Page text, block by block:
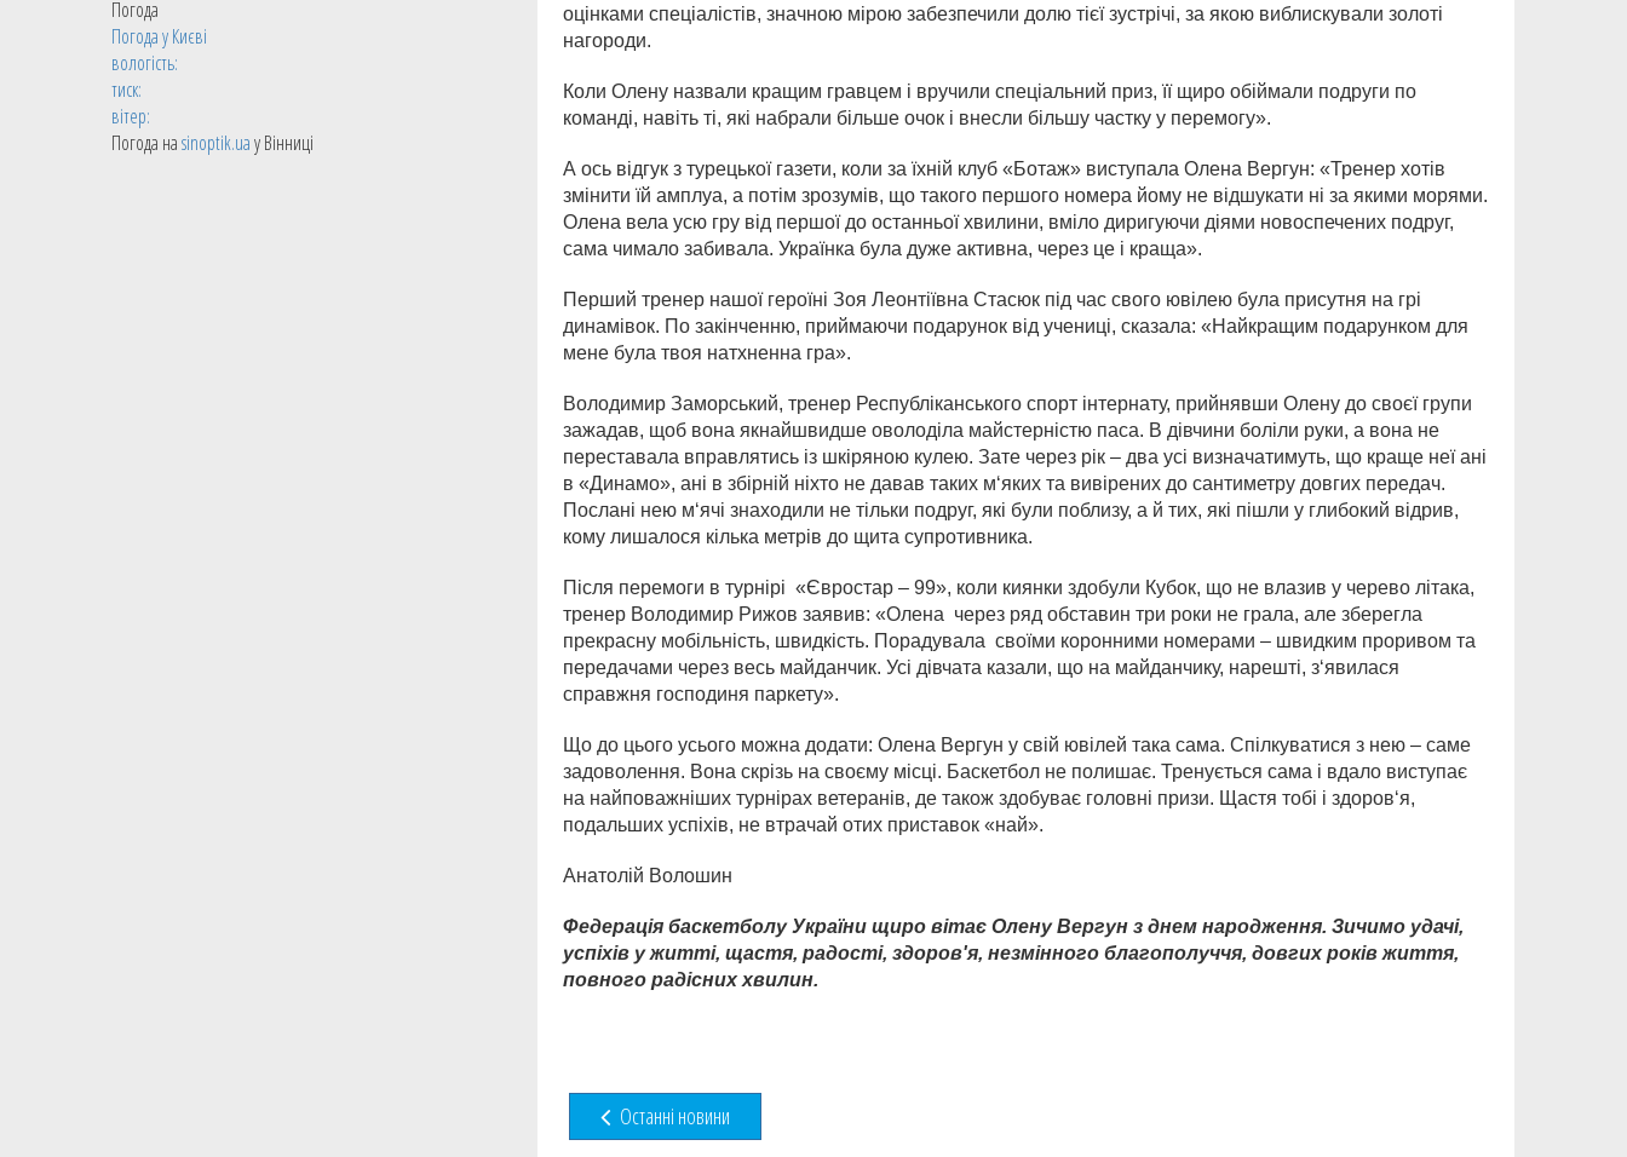
Погода
Погода уКиєві
вологість:
тиск:
вітер:
Погода наsinoptik.uaу Вінниці
оцінками спеціалістів, значною мірою забезпечили долю тієї зустрічі, за якою виблискували золоті
нагороди.
Коли Олену назвали кращим гравцем і вручили спеціальний приз, її щиро обіймали подруги по
команді, навіть ті, які набрали більше очок і внесли більшу частку у перемогу».
А ось відгук з турецької газети, коли за їхній клуб «Ботаж» виступала Олена Вергун: «Тренер хотів
змінити їй амплуа, а потім зрозумів, що такого першого номера йому не відшукати ні за якими морями.
Олена вела усю гру від першої до останньої хвилини, вміло диригуючи діями новоспечених подруг,
сама чимало забивала. Українка була дуже активна, через це і краща».
Перший тренер нашої героїні Зоя Леонтіївна Стасюк під час свого ювілею була присутня на грі
динамівок. По закінченню, приймаючи подарунок від учениці, сказала: «Найкращим подарунком для
мене була твоя натхненна гра».
Володимир Заморський, тренер Республіканського спорт інтернату, прийнявши Олену до своєї групи
зажадав, щоб вона якнайшвидше оволоділа майстерністю паса. В дівчини боліли руки, а вона не
переставала вправлятись із шкіряною кулею. Зате через рік – два усі визначатимуть, що краще неї ані
в «Динамо», ані в збірній ніхто не давав таких м‘яких та вивірених до сантиметру довгих передач.
Послані нею м‘ячі знаходили не тільки подруг, які були поблизу, а й тих, які пішли у глибокий відрив,
кому лишалося кілька метрів до щита супротивника.
Після перемоги в турнірі «Євростар – 99», коли киянки здобули Кубок, що не влазив у черево літака,
тренер Володимир Рижов заявив: «Олена через ряд обставин три роки не грала, але зберегла
прекрасну мобільність, швидкість. Порадувала своїми коронними номерами – швидким проривом та
передачами через весь майданчик. Усі дівчата казали, що на майданчику, нарешті, з‘явилася
справжня господиня паркету».
Що до цього усього можна додати: Олена Вергун у свій ювілей така сама. Спілкуватися з нею – саме
задоволення. Вона скрізь на своєму місці. Баскетбол не полишає. Тренується сама і вдало виступає
на найповажніших турнірах ветеранів, де також здобуває головні призи. Щастя тобі і здоров‘я,
подальших успіхів, не втрачай отих приставок «най».
Анатолій Волошин
Федерація баскетболу України щиро вітає Олену Вергун з днем народження. Зичимо удачі,
успіхів у житті, щастя, радості, здоров'я, незмінного благополуччя, довгих років життя,
повного радісних хвилин.
Останні новини